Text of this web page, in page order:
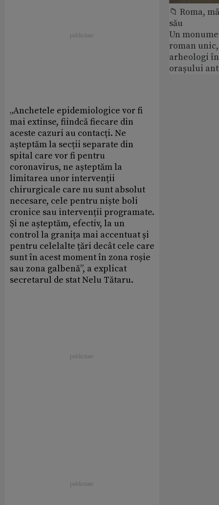
„Anchetele epidemiologice vor fi
mai extinse, fiindcă fiecare din
aceste cazuri au contacți. Ne
așteptăm la secții separate din
spital care vor fi pentru
coronavirus, ne așteptăm la
limitarea unor intervenții
chirurgicale care nu sunt absolut
necesare, cele pentru niște boli
cronice sau intervenții programate.
Și ne așteptăm, efectiv, la un
control la granița mai accentuat și
pentru celelalte țări decât cele care
sunt în acest moment în zona roșie
sau zona galbenă”, a explicat
secretarul de stat Nelu Tătaru.
📁 Roma,
său
Un
roman
arheologi
orașului